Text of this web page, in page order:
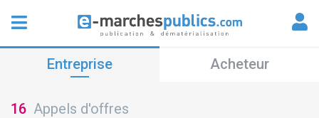
Entreprise Acheteur
16 Appels d'offres